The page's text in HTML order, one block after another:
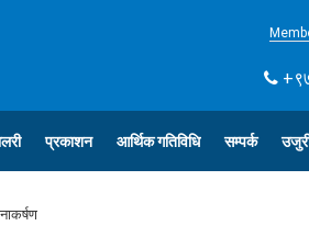
प्रकाशन आर्थिक गतिविधि सम्पर्क